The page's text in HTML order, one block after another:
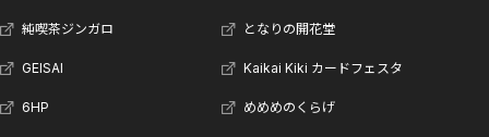
純喫茶ジンガロ となりの開花堂
GEISAI Kaikai Kiki カードフェスタ
6HP めめめのくらげ